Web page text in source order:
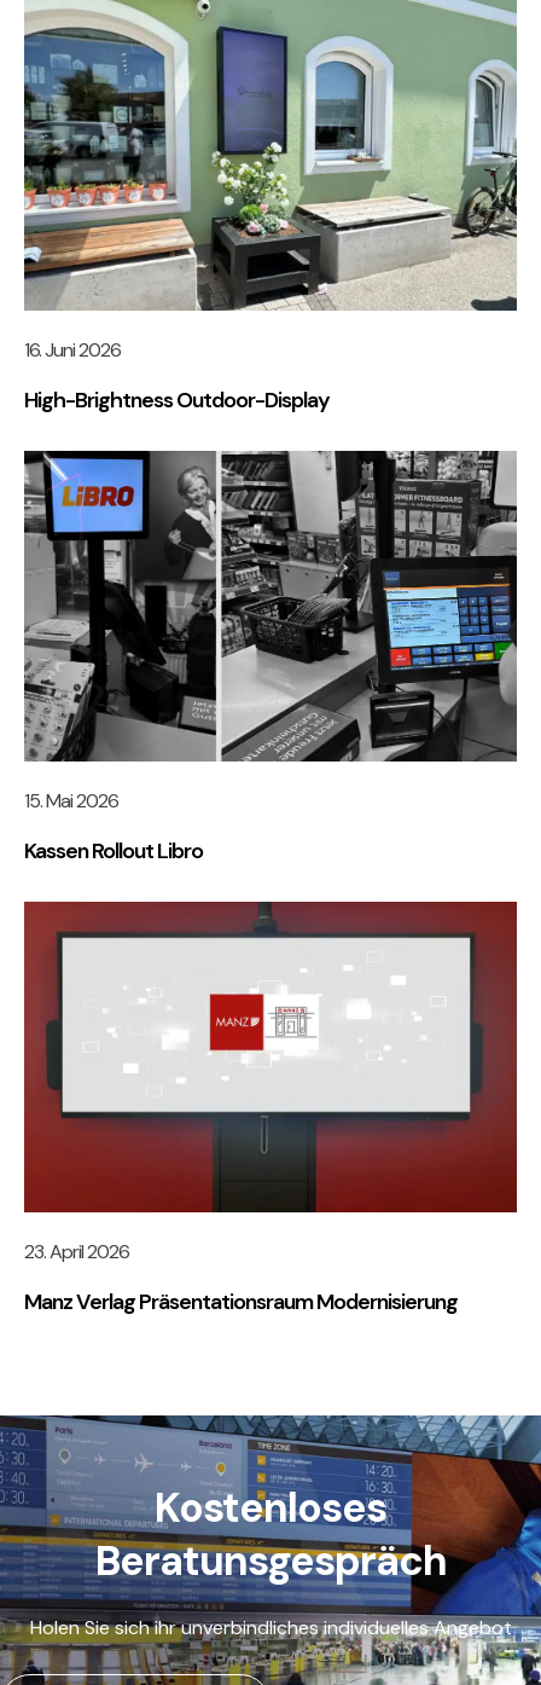
16. Juni 2026
High-Brightness Outdoor-Display
15. Mai 2026
Kassen Rollout Libro
23. April 2026
Manz Verlag Präsentationsraum Modernisierung
Kostenloses
Beratunsgespräch
Holen Sie sich ihr unverbindliches individuelles Angebot